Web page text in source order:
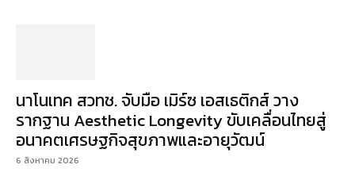
นาโนเทค สวทช. จับมือ เมิร์ซ เอสเธติกส์ วาง
รากฐาน Aesthetic Longevity ขับเคลื่อนไทยสู่
อนาคตเศรษฐกิจสุขภาพและอายุวัฒน์
6 สิงหาคม 2026